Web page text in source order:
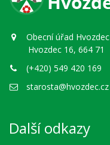
Obecní úřad Hvozdec
Hvozdec 16, 664 71
(+420) 549 420 169
starosta@hvozdec.cz
Další odkazy